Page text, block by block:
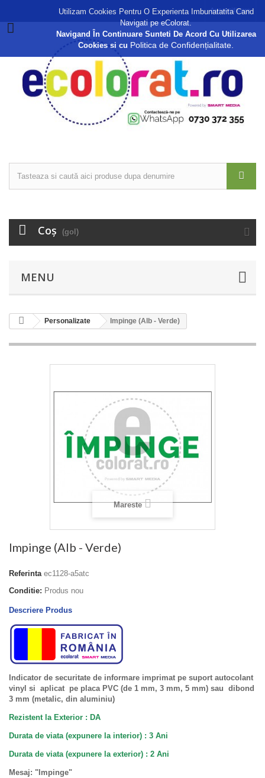
Autentificare
Coş (gol)
MENU
Personalizate Impinge (Alb - Verde)
Mareste
Impinge (Alb - Verde)
Referinta ec1128-a5atc
Conditie: Produs nou
Descriere Produs
Indicator de securitate de informare imprimat pe suport autocolant
vinyl si aplicat pe placa PVC (de 1 mm, 3 mm, 5 mm) sau dibond
3 mm (metalic, din aluminiu)
Rezistent la Exterior : DA
Durata de viata (expunere la interior) : 3 Ani
Durata de viata (expunere la exterior) : 2 Ani
Mesaj: "Impinge"
Utilizam Cookies Pentru O Experienta Imbunatatita Cand
Navigati pe eColorat.
Navigand În Continuare Sunteti De Acord Cu Utilizarea
Cookies si cu Politica de Confidențialitate.